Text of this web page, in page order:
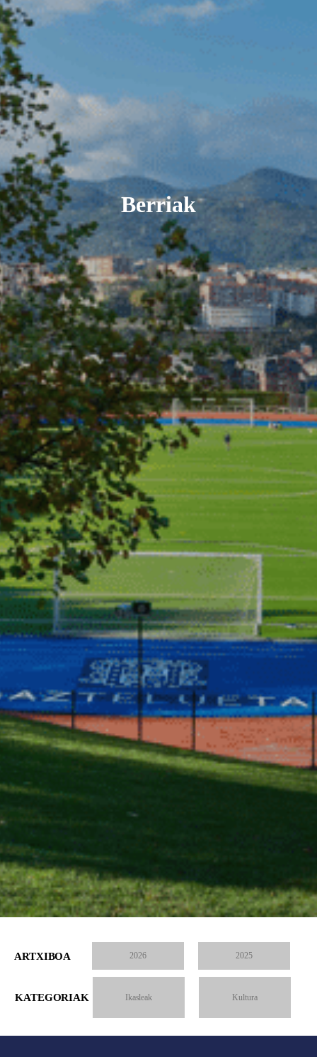
Berriak
ARTXIBOA 2026 2025
KATEGORIAK Ikasleak Kultura